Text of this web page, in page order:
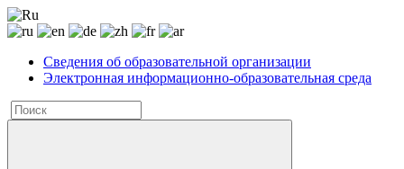
Сведения об образовательной организации
Электронная информационно-образовательная среда